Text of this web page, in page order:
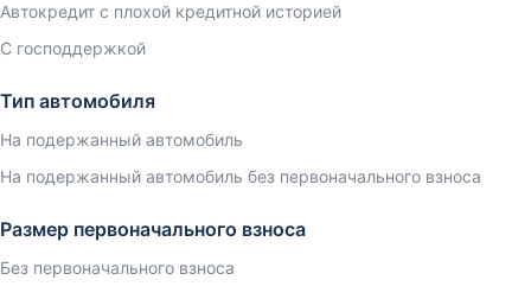
Автокредит с плохой кредитной историей
С господдержкой
Тип автомобиля
На подержанный автомобиль
На подержанный автомобиль без первоначального взноса
Размер первоначального взноса
Без первоначального взноса